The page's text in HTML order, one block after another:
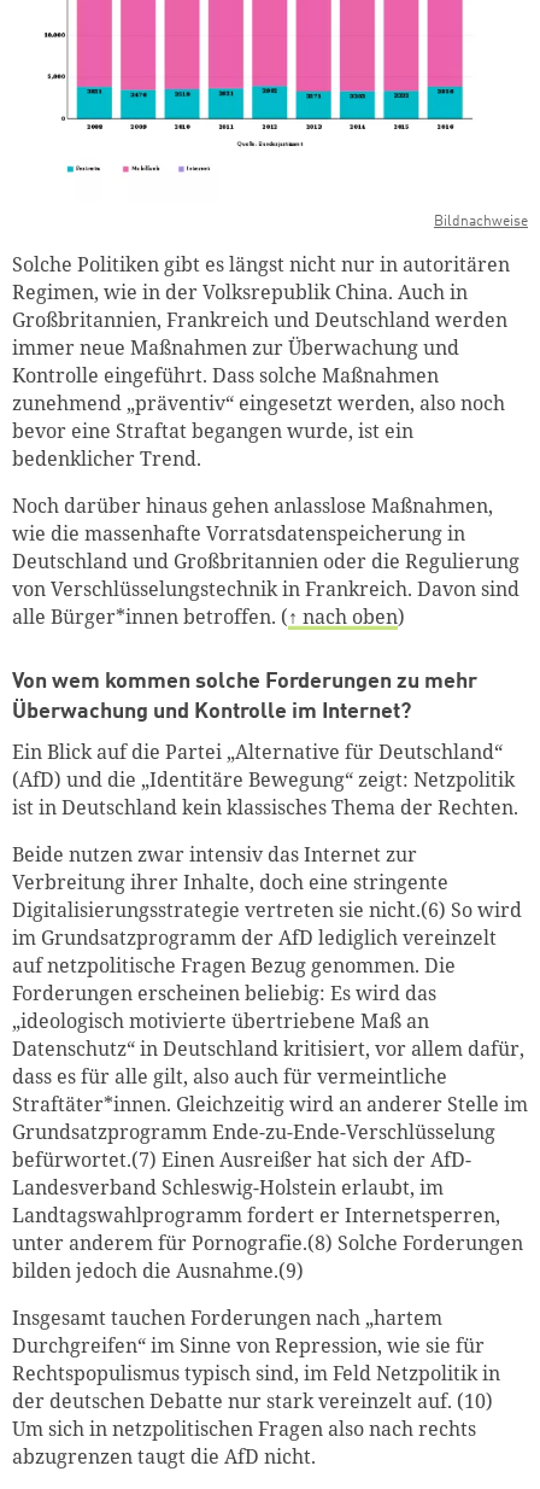
Bildnachweise
Solche Politiken gibt es längst nicht nur in autoritären
Regimen, wie in der Volksrepublik China. Auch in
Großbritannien, Frankreich und Deutschland werden
immer neue Maßnahmen zur Überwachung und
Kontrolle eingeführt. Dass solche Maßnahmen
zunehmend „präventiv“ eingesetzt werden, also noch
bevor eine Straftat begangen wurde, ist ein
bedenklicher Trend.
Noch darüber hinaus gehen anlasslose Maßnahmen,
wie die massenhafte Vorratsdatenspeicherung in
Deutschland und Großbritannien oder die Regulierung
von Verschlüsselungstechnik in Frankreich. Davon sind
alle Bürger*innen betroffen. (↑ nach oben)
Von wem kommen solche Forderungen zu mehr
Überwachung und Kontrolle im Internet?
Ein Blick auf die Partei „Alternative für Deutschland“
(AfD) und die „Identitäre Bewegung“ zeigt: Netzpolitik
ist in Deutschland kein klassisches Thema der Rechten.
Beide nutzen zwar intensiv das Internet zur
Verbreitung ihrer Inhalte, doch eine stringente
Digitalisierungsstrategie vertreten sie nicht.(6) So wird
im Grundsatzprogramm der AfD lediglich vereinzelt
auf netzpolitische Fragen Bezug genommen. Die
Forderungen erscheinen beliebig: Es wird das
„ideologisch motivierte übertriebene Maß an
Datenschutz“ in Deutschland kritisiert, vor allem dafür,
dass es für alle gilt, also auch für vermeintliche
Straftäter*innen. Gleichzeitig wird an anderer Stelle im
Grundsatzprogramm Ende-zu-Ende-Verschlüsselung
befürwortet.(7) Einen Ausreißer hat sich der AfD-
Landesverband Schleswig-Holstein erlaubt, im
Landtagswahlprogramm fordert er Internetsperren,
unter anderem für Pornografie.(8) Solche Forderungen
bilden jedoch die Ausnahme.(9)
Insgesamt tauchen Forderungen nach „hartem
Durchgreifen“ im Sinne von Repression, wie sie für
Rechtspopulismus typisch sind, im Feld Netzpolitik in
der deutschen Debatte nur stark vereinzelt auf. (10)
Um sich in netzpolitischen Fragen also nach rechts
abzugrenzen taugt die AfD nicht.